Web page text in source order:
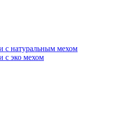
с натуральным мехом
с эко мехом